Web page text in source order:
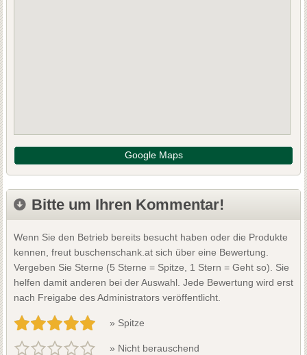
Google Maps
Bitte um Ihren Kommentar!
Wenn Sie den Betrieb bereits besucht haben oder die Produkte
kennen, freut buschenschank.at sich über eine Bewertung.
Vergeben Sie Sterne (5 Sterne = Spitze, 1 Stern = Geht so). Sie
helfen damit anderen bei der Auswahl. Jede Bewertung wird erst
nach Freigabe des Administrators veröffentlicht.
» Spitze
» Nicht berauschend